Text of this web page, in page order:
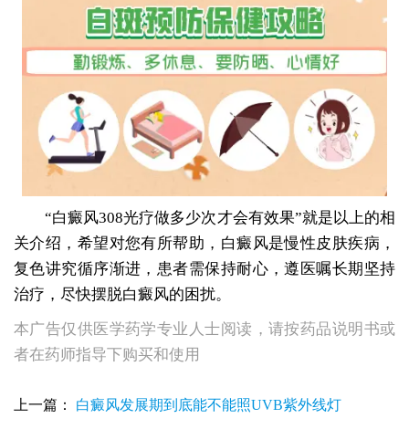
“白癜风308光疗做多少次才会有效果”就是以上的相
关介绍，希望对您有所帮助，白癜风是慢性皮肤疾病，
复色讲究循序渐进，患者需保持耐心，遵医嘱长期坚持
治疗，尽快摆脱白癜风的困扰。
本广告仅供医学药学专业人士阅读，请按药品说明书或
者在药师指导下购买和使用
上一篇： 白癜风发展期到底能不能照UVB紫外线灯